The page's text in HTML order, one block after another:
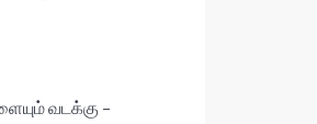
வடக்கு –